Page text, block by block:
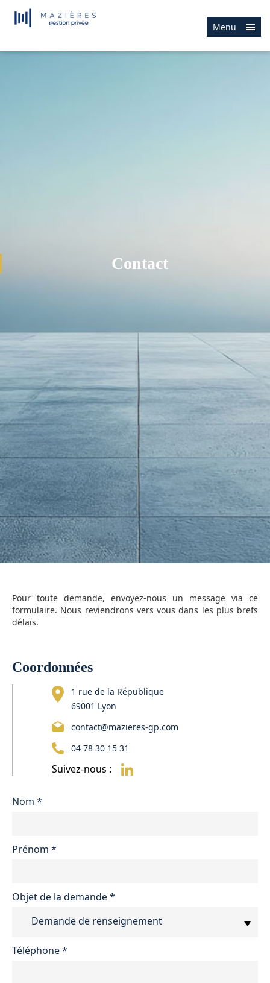
Menu
Contact
Pour toute demande, envoyez-nous un message via ce
formulaire. Nous reviendrons vers vous dans les plus brefs
délais.
Coordonnées
1 rue de la République
69001 Lyon
contact@mazieres-gp.com
04 78 30 15 31
Suivez-nous :
Nom *
Prénom *
Objet de la demande*
Demande de renseignement
Téléphone*